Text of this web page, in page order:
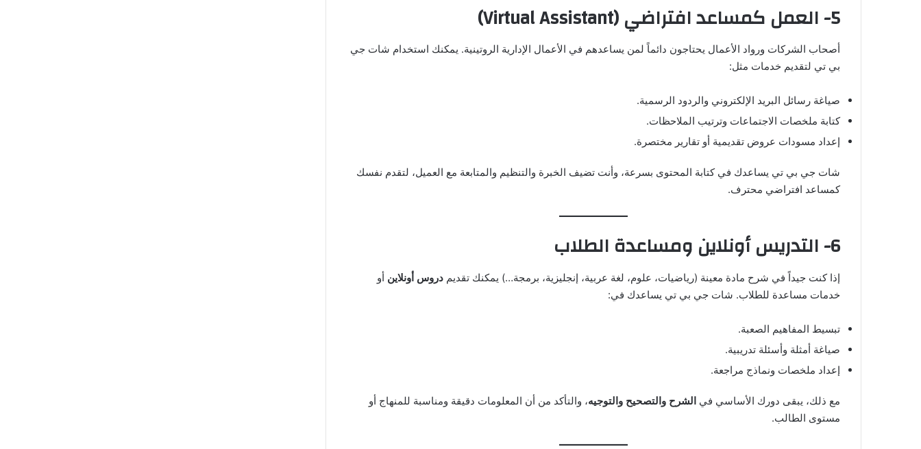
5- العمل كمساعد افتراضي (Virtual Assistant)
أصحاب الشركات ورواد الأعمال يحتاجون دائماً لمن يساعدهم في الأعمال الإدارية الروتينية. يمكنك استخدام شات جي
بي تي لتقديم خدمات مثل:
صياغة رسائل البريد الإلكتروني والردود الرسمية.
كتابة ملخصات الاجتماعات وترتيب الملاحظات.
إعداد مسودات عروض تقديمية أو تقارير مختصرة.
شات جي بي تي يساعدك في كتابة المحتوى بسرعة، وأنت تضيف الخبرة والتنظيم والمتابعة مع العميل، لتقدم نفسك
كمساعد افتراضي محترف.
6- التدريس أونلاين ومساعدة الطلاب
إذا كنت جيداً في شرح مادة معينة (رياضيات، علوم، لغة عربية، إنجليزية، برمجة…) يمكنك تقديم دروس أونلاين أو
خدمات مساعدة للطلاب. شات جي بي تي يساعدك في:
تبسيط المفاهيم الصعبة.
صياغة أمثلة وأسئلة تدريبية.
إعداد ملخصات ونماذج مراجعة.
مع ذلك، يبقى دورك الأساسي في الشرح والتصحيح والتوجيه، والتأكد من أن المعلومات دقيقة ومناسبة للمنهاج أو
مستوى الطالب.